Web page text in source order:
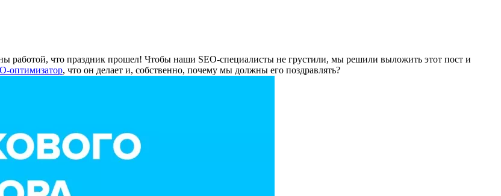
работой, что праздник прошел! Чтобы наши SEO-специалисты не грустили, мы решили выложить этот пост и
оптимизатор, что он делает и, собственно, почему мы должны его поздравлять?